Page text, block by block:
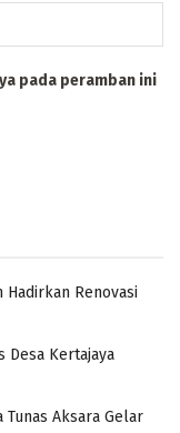
pada peramban ini
Renovasi
Desa Kertajaya
Aksara Gelar